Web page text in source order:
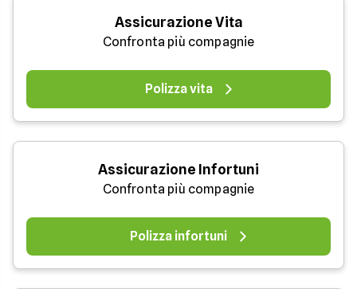
Assicurazione Vita
Confronta più compagnie
Polizza vita
Assicurazione Infortuni
Confronta più compagnie
Polizza infortuni